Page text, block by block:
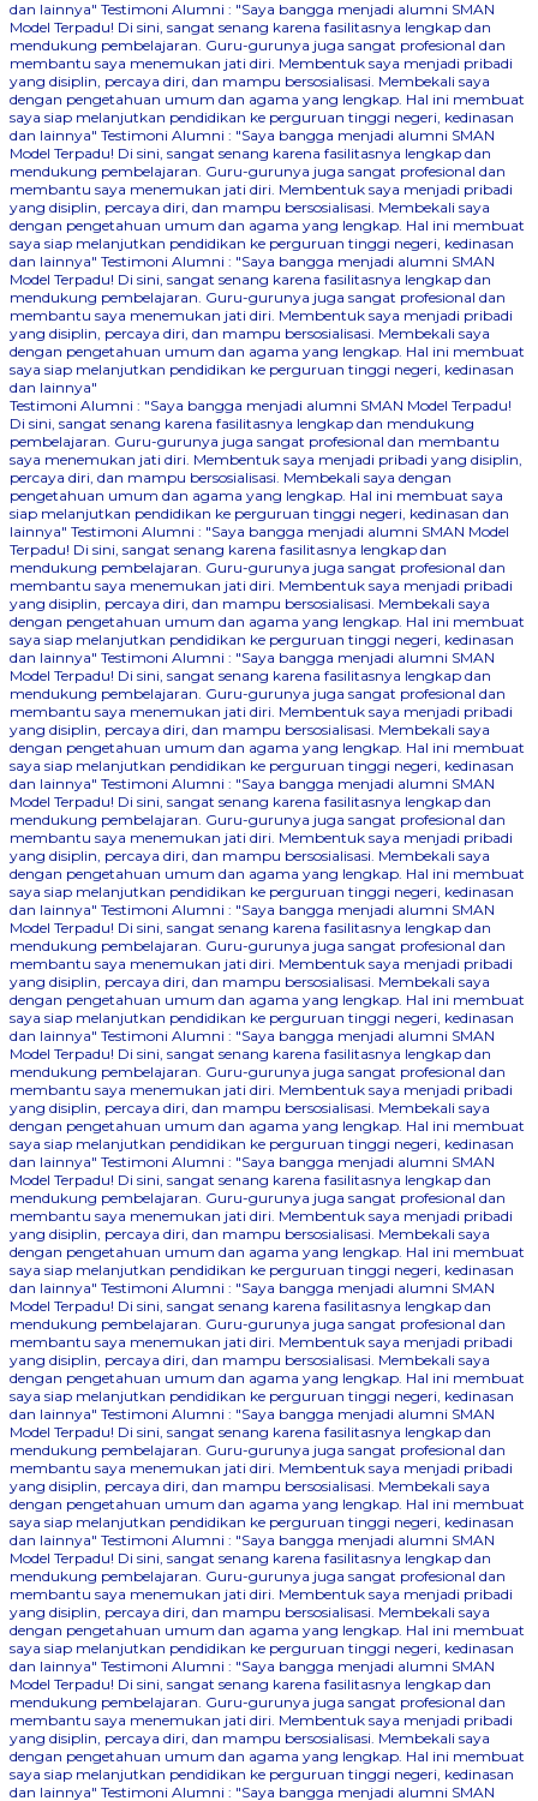
dan lainnya" Testimoni Alumni : "Saya bangga menjadi alumni SMAN
Model Terpadu! Di sini, sangat senang karena fasilitasnya lengkap dan
mendukung pembelajaran. Guru-gurunya juga sangat profesional dan
membantu saya menemukan jati diri. Membentuk saya menjadi pribadi
yang disiplin, percaya diri, dan mampu bersosialisasi. Membekali saya
dengan pengetahuan umum dan agama yang lengkap. Hal ini membuat
saya siap melanjutkan pendidikan ke perguruan tinggi negeri, kedinasan
dan lainnya" Testimoni Alumni : "Saya bangga menjadi alumni SMAN
Model Terpadu! Di sini, sangat senang karena fasilitasnya lengkap dan
mendukung pembelajaran. Guru-gurunya juga sangat profesional dan
membantu saya menemukan jati diri. Membentuk saya menjadi pribadi
yang disiplin, percaya diri, dan mampu bersosialisasi. Membekali saya
dengan pengetahuan umum dan agama yang lengkap. Hal ini membuat
saya siap melanjutkan pendidikan ke perguruan tinggi negeri, kedinasan
dan lainnya" Testimoni Alumni : "Saya bangga menjadi alumni SMAN
Model Terpadu! Di sini, sangat senang karena fasilitasnya lengkap dan
mendukung pembelajaran. Guru-gurunya juga sangat profesional dan
membantu saya menemukan jati diri. Membentuk saya menjadi pribadi
yang disiplin, percaya diri, dan mampu bersosialisasi. Membekali saya
dengan pengetahuan umum dan agama yang lengkap. Hal ini membuat
saya siap melanjutkan pendidikan ke perguruan tinggi negeri, kedinasan
dan lainnya"
Testimoni Alumni : "Saya bangga menjadi alumni SMAN Model Terpadu!
Di sini, sangat senang karena fasilitasnya lengkap dan mendukung
pembelajaran. Guru-gurunya juga sangat profesional dan membantu
saya menemukan jati diri. Membentuk saya menjadi pribadi yang disiplin,
percaya diri, dan mampu bersosialisasi. Membekali saya dengan
pengetahuan umum dan agama yang lengkap. Hal ini membuat saya
siap melanjutkan pendidikan ke perguruan tinggi negeri, kedinasan dan
lainnya" Testimoni Alumni : "Saya bangga menjadi alumni SMAN Model
Terpadu! Di sini, sangat senang karena fasilitasnya lengkap dan
mendukung pembelajaran. Guru-gurunya juga sangat profesional dan
membantu saya menemukan jati diri. Membentuk saya menjadi pribadi
yang disiplin, percaya diri, dan mampu bersosialisasi. Membekali saya
dengan pengetahuan umum dan agama yang lengkap. Hal ini membuat
saya siap melanjutkan pendidikan ke perguruan tinggi negeri, kedinasan
dan lainnya" Testimoni Alumni : "Saya bangga menjadi alumni SMAN
Model Terpadu! Di sini, sangat senang karena fasilitasnya lengkap dan
mendukung pembelajaran. Guru-gurunya juga sangat profesional dan
membantu saya menemukan jati diri. Membentuk saya menjadi pribadi
yang disiplin, percaya diri, dan mampu bersosialisasi. Membekali saya
dengan pengetahuan umum dan agama yang lengkap. Hal ini membuat
saya siap melanjutkan pendidikan ke perguruan tinggi negeri, kedinasan
dan lainnya" Testimoni Alumni : "Saya bangga menjadi alumni SMAN
Model Terpadu! Di sini, sangat senang karena fasilitasnya lengkap dan
mendukung pembelajaran. Guru-gurunya juga sangat profesional dan
membantu saya menemukan jati diri. Membentuk saya menjadi pribadi
yang disiplin, percaya diri, dan mampu bersosialisasi. Membekali saya
dengan pengetahuan umum dan agama yang lengkap. Hal ini membuat
saya siap melanjutkan pendidikan ke perguruan tinggi negeri, kedinasan
dan lainnya" Testimoni Alumni : "Saya bangga menjadi alumni SMAN
Model Terpadu! Di sini, sangat senang karena fasilitasnya lengkap dan
mendukung pembelajaran. Guru-gurunya juga sangat profesional dan
membantu saya menemukan jati diri. Membentuk saya menjadi pribadi
yang disiplin, percaya diri, dan mampu bersosialisasi. Membekali saya
dengan pengetahuan umum dan agama yang lengkap. Hal ini membuat
saya siap melanjutkan pendidikan ke perguruan tinggi negeri, kedinasan
dan lainnya" Testimoni Alumni : "Saya bangga menjadi alumni SMAN
Model Terpadu! Di sini, sangat senang karena fasilitasnya lengkap dan
mendukung pembelajaran. Guru-gurunya juga sangat profesional dan
membantu saya menemukan jati diri. Membentuk saya menjadi pribadi
yang disiplin, percaya diri, dan mampu bersosialisasi. Membekali saya
dengan pengetahuan umum dan agama yang lengkap. Hal ini membuat
saya siap melanjutkan pendidikan ke perguruan tinggi negeri, kedinasan
dan lainnya" Testimoni Alumni : "Saya bangga menjadi alumni SMAN
Model Terpadu! Di sini, sangat senang karena fasilitasnya lengkap dan
mendukung pembelajaran. Guru-gurunya juga sangat profesional dan
membantu saya menemukan jati diri. Membentuk saya menjadi pribadi
yang disiplin, percaya diri, dan mampu bersosialisasi. Membekali saya
dengan pengetahuan umum dan agama yang lengkap. Hal ini membuat
saya siap melanjutkan pendidikan ke perguruan tinggi negeri, kedinasan
dan lainnya" Testimoni Alumni : "Saya bangga menjadi alumni SMAN
Model Terpadu! Di sini, sangat senang karena fasilitasnya lengkap dan
mendukung pembelajaran. Guru-gurunya juga sangat profesional dan
membantu saya menemukan jati diri. Membentuk saya menjadi pribadi
yang disiplin, percaya diri, dan mampu bersosialisasi. Membekali saya
dengan pengetahuan umum dan agama yang lengkap. Hal ini membuat
saya siap melanjutkan pendidikan ke perguruan tinggi negeri, kedinasan
dan lainnya" Testimoni Alumni : "Saya bangga menjadi alumni SMAN
Model Terpadu! Di sini, sangat senang karena fasilitasnya lengkap dan
mendukung pembelajaran. Guru-gurunya juga sangat profesional dan
membantu saya menemukan jati diri. Membentuk saya menjadi pribadi
yang disiplin, percaya diri, dan mampu bersosialisasi. Membekali saya
dengan pengetahuan umum dan agama yang lengkap. Hal ini membuat
saya siap melanjutkan pendidikan ke perguruan tinggi negeri, kedinasan
dan lainnya" Testimoni Alumni : "Saya bangga menjadi alumni SMAN
Model Terpadu! Di sini, sangat senang karena fasilitasnya lengkap dan
mendukung pembelajaran. Guru-gurunya juga sangat profesional dan
membantu saya menemukan jati diri. Membentuk saya menjadi pribadi
yang disiplin, percaya diri, dan mampu bersosialisasi. Membekali saya
dengan pengetahuan umum dan agama yang lengkap. Hal ini membuat
saya siap melanjutkan pendidikan ke perguruan tinggi negeri, kedinasan
dan lainnya" Testimoni Alumni : "Saya bangga menjadi alumni SMAN
Model Terpadu! Di sini, sangat senang karena fasilitasnya lengkap dan
mendukung pembelajaran. Guru-gurunya juga sangat profesional dan
membantu saya menemukan jati diri. Membentuk saya menjadi pribadi
yang disiplin, percaya diri, dan mampu bersosialisasi. Membekali saya
dengan pengetahuan umum dan agama yang lengkap. Hal ini membuat
saya siap melanjutkan pendidikan ke perguruan tinggi negeri, kedinasan
dan lainnya" Testimoni Alumni : "Saya bangga menjadi alumni SMAN